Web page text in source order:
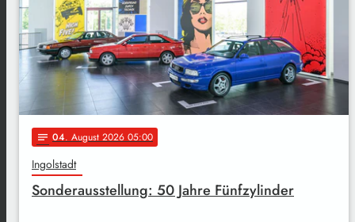
notes 04. August 2026 05:00
Ingolstadt
Sonderausstellung: 50 Jahre Fünfzylinder